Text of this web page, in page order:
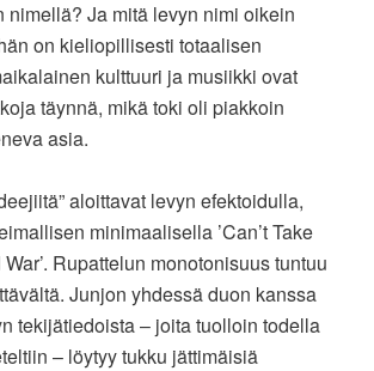
nimellä? Ja mitä levyn nimi oikein
on kieliopillisesti totaalisen
kulttuuri ja musiikki ovat
täynnä, mikä toki oli piakkoin
asia.
aloittavat levyn efektoidulla,
minimaalisella ’Can’t Take
Rupattelun monotonisuus tuntuu
Junjon yhdessä duon kanssa
tekijätiedoista – joita tuolloin todella
– löytyy tukku jättimäisiä